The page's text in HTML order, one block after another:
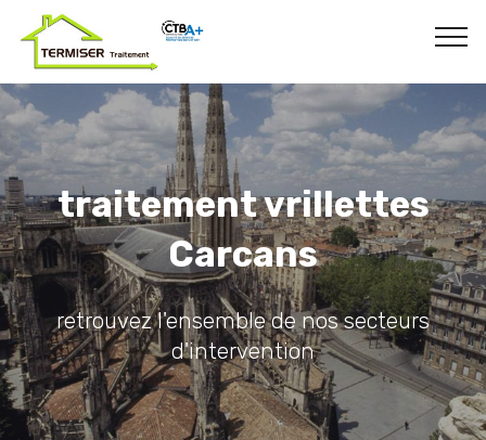
traitement vrillettes
Carcans
retrouvez l'ensemble de nos secteurs
d'intervention